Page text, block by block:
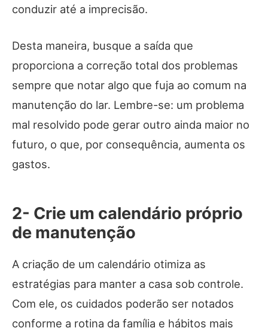
conduzir até a imprecisão.
Desta maneira, busque a saída que
proporciona a correção total dos problemas
sempre que notar algo que fuja ao comum na
manutenção do lar. Lembre-se: um problema
mal resolvido pode gerar outro ainda maior no
futuro, o que, por consequência, aumenta os
gastos.
2- Crie um calendário próprio
de manutenção
A criação de um calendário otimiza as
estratégias para manter a casa sob controle.
Com ele, os cuidados poderão ser notados
conforme a rotina da família e hábitos mais